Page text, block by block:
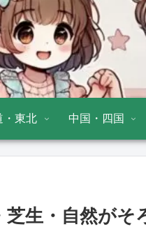
・東北 中国・四国
芝生・自然が